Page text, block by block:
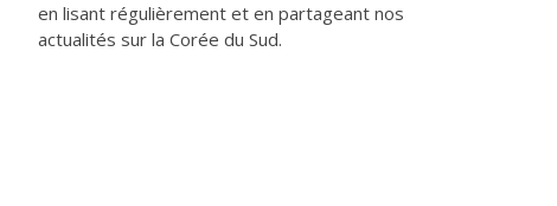
en lisant régulièrement et en partageant nos
actualités sur la Corée du Sud.